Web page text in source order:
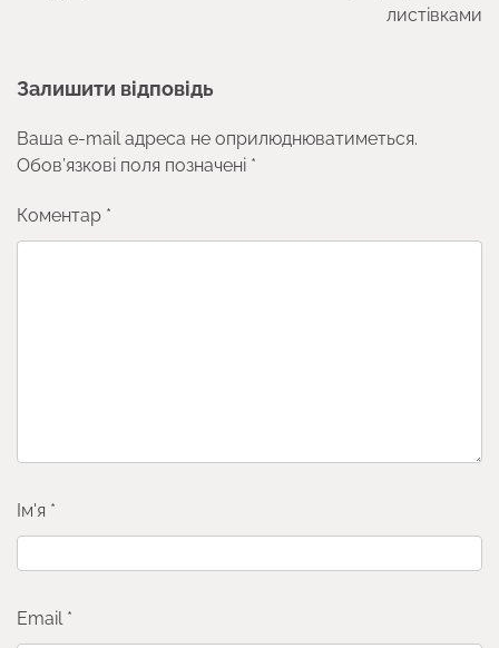
листівками
Залишити відповідь
Ваша e-mail адреса не оприлюднюватиметься.
Обов’язкові поля позначені *
Коментар *
Ім'я *
Email *